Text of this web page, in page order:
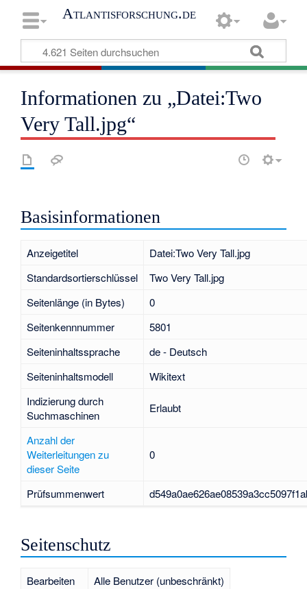
Atlantisforschung.de
Informationen zu „Datei:Two
Very Tall.jpg“
Basisinformationen
Anzeigetitel
Datei:Two Very Tall.jpg
Standardsortierschlüssel
Two Very Tall.jpg
Seitenlänge (in Bytes)
0
Seitenkennnummer
5801
Seiteninhaltssprache
de - Deutsch
Seiteninhaltsmodell
Wikitext
Indizierung durch
Suchmaschinen
Erlaubt
Anzahl der
Weiterleitungen zu
dieser Seite
0
Prüfsummenwert
Seitenschutz
Bearbeiten
Alle Benutzer (unbeschränkt)